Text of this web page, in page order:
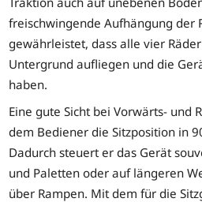
freischwingende Aufhängung der
gewährleistet, dass alle vier
Untergrund aufliegen und die
haben.
Eine gute Sicht bei Vorwärts- und
dem Bediener die Sitzposition in
Dadurch steuert er das Gerät
und Paletten oder auf längeren
über Rampen. Mit dem für die